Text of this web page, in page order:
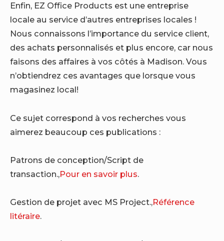
Enfin, EZ Office Products est une entreprise
locale au service d’autres entreprises locales !
Nous connaissons l’importance du service client,
des achats personnalisés et plus encore, car nous
faisons des affaires à vos côtés à Madison. Vous
n’obtiendrez ces avantages que lorsque vous
magasinez local!
Ce sujet correspond à vos recherches vous
aimerez beaucoup ces publications :
Patrons de conception/Script de
transaction.,Pour en savoir plus.
Gestion de projet avec MS Project.,Référence
litéraire.